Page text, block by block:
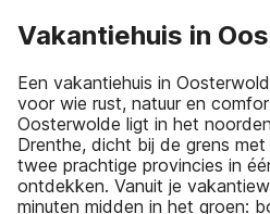
Vakantiehuis in
Een vakantiehuis in
voor wie rust, natuur en
Oosterwolde ligt in het
Drenthe, dicht bij de grens
twee prachtige provincies in
ontdekken. Vanuit je
minuten midden in het groen: